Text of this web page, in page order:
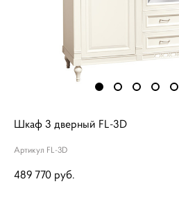
Шкаф 3 дверный FL-3D
Артикул FL-3D
489 770 pуб.